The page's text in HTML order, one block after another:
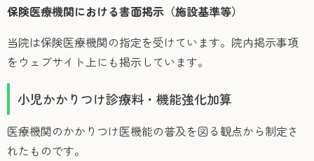
保険医療機関における書面掲示（施設基準等）
当院は保険医療機関の指定を受けています。院内掲示事項
をウェブサイト上にも掲示しています。
小児かかりつけ診療料・機能強化加算
医療機関のかかりつけ医機能の普及を図る観点から制定さ
れたものです。